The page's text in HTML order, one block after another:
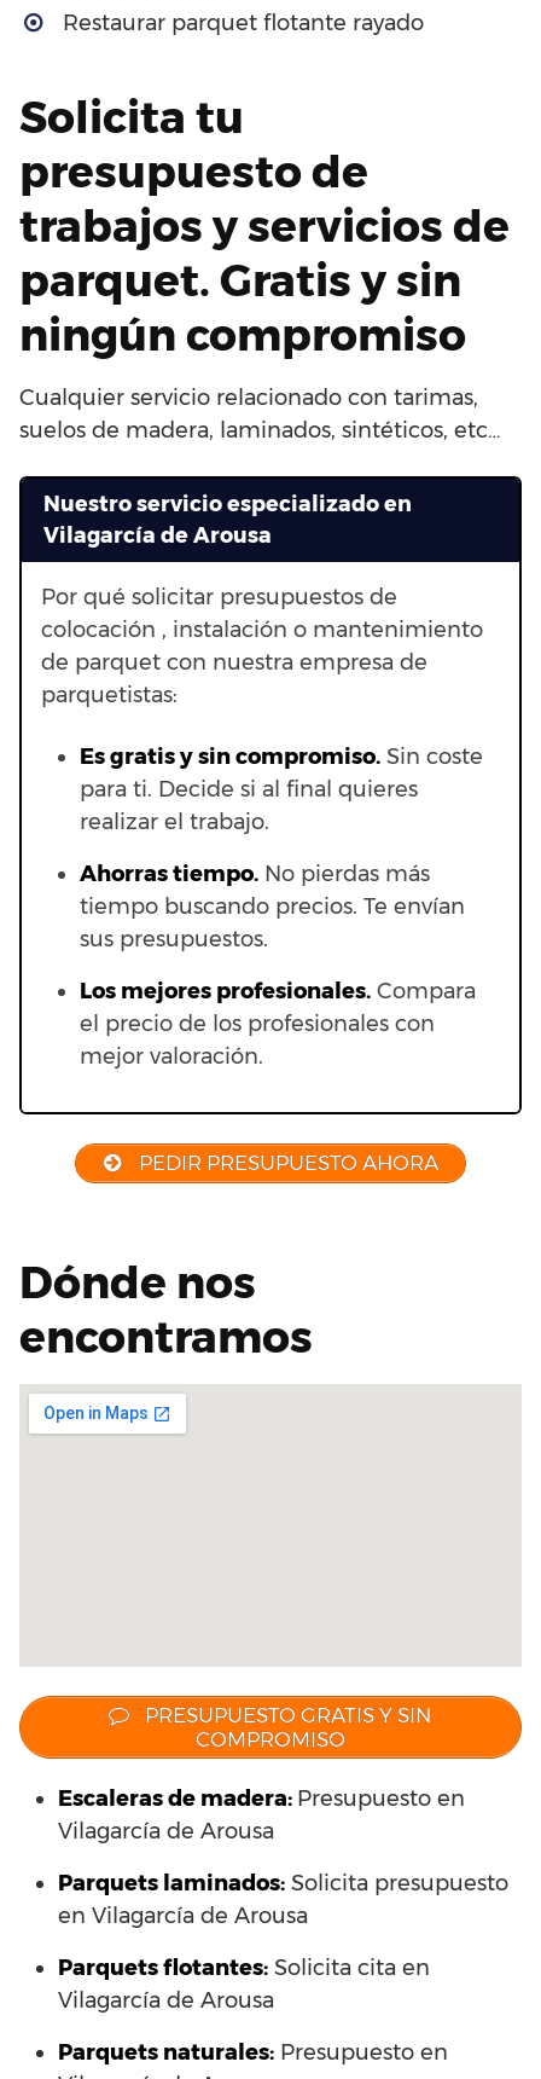
Restaurar parquet flotante rayado
Solicita tu
presupuesto de
trabajos y servicios de
parquet. Gratis y sin
ningún compromiso
Cualquier servicio relacionado con tarimas,
suelos de madera, laminados, sintéticos, etc…
Nuestro servicio especializado en
Vilagarcía de Arousa
Por qué solicitar presupuestos de
colocación , instalación o mantenimiento
de parquet con nuestra empresa de
parquetistas:
Es gratis y sin compromiso. Sin coste
para ti. Decide si al final quieres
realizar el trabajo.
Ahorras tiempo. No pierdas más
tiempo buscando precios. Te envían
sus presupuestos.
Los mejores profesionales. Compara
el precio de los profesionales con
mejor valoración.
PEDIR PRESUPUESTO AHORA
Dónde nos
encontramos
PRESUPUESTO GRATIS Y SIN
COMPROMISO
Escaleras de madera: Presupuesto en
Vilagarcía de Arousa
Parquets laminados: Solicita presupuesto
en Vilagarcía de Arousa
Parquets flotantes: Solicita cita en
Vilagarcía de Arousa
Parquets naturales: Presupuesto en